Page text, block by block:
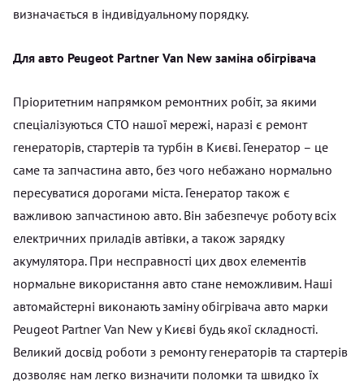
визначається в індивідуальному порядку.
Для авто Peugeot Partner Van New заміна обігрівача
Пріоритетним напрямком ремонтних робіт, за якими
спеціалізуються СТО нашої мережі, наразі є ремонт
генераторів, стартерів та турбін в Києві. Генератор – це
саме та запчастина авто, без чого небажано нормально
пересуватися дорогами міста. Генератор також є
важливою запчастиною авто. Він забезпечує роботу всіх
електричних приладів автівки, а також зарядку
акумулятора. При несправності цих двох елементів
нормальне використання авто стане неможливим. Наші
автомайстерні виконають заміну обігрівача авто марки
Peugeot Partner Van New у Києві будь якої складності.
Великий досвід роботи з ремонту генераторів та стартерів
дозволяє нам легко визначити поломки та швидко їх